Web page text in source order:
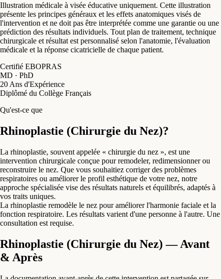
Illustration médicale à visée éducative uniquement. Cette illustration
présente les principes généraux et les effets anatomiques visés de
l'intervention et ne doit pas être interprétée comme une garantie ou une
prédiction des résultats individuels. Tout plan de traitement, technique
chirurgicale et résultat est personnalisé selon l'anatomie, l'évaluation
médicale et la réponse cicatricielle de chaque patient.
Certifié EBOPRAS
MD · PhD
20 Ans d'Expérience
Diplômé du Collège Français
Qu'est-ce que
Rhinoplastie (Chirurgie du Nez)?
La rhinoplastie, souvent appelée « chirurgie du nez », est une
intervention chirurgicale conçue pour remodeler, redimensionner ou
reconstruire le nez. Que vous souhaitiez corriger des problèmes
respiratoires ou améliorer le profil esthétique de votre nez, notre
approche spécialisée vise des résultats naturels et équilibrés, adaptés à
vos traits uniques.
La rhinoplastie remodèle le nez pour améliorer l'harmonie faciale et la
fonction respiratoire. Les résultats varient d'une personne à l'autre. Une
consultation est requise.
Rhinoplastie (Chirurgie du Nez) — Avant
& Après